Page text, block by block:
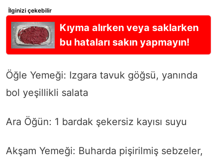
İlginizi çekebilir
Kıyma alırken veya saklarken
bu hataları sakın yapmayın!
Öğle Yemeği: Izgara tavuk göğsü, yanında
bol yeşillikli salata
Ara Öğün: 1 bardak şekersiz kayısı suyu
Akşam Yemeği: Buharda pişirilmiş sebzeler,